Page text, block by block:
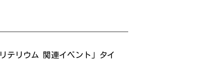
テリウム 関連イベント」タイ